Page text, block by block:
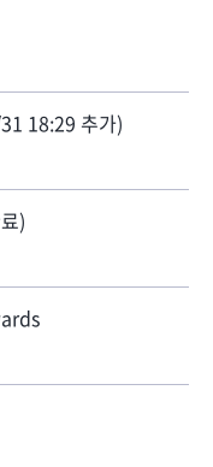
18:29 추가)
)